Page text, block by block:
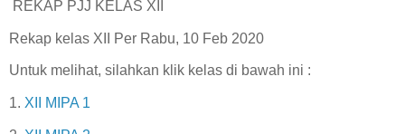
REKAP PJJ KELAS XII
Rekap kelas XII Per Rabu, 10 Feb 2020
Untuk melihat, silahkan klik kelas di bawah ini :
1. XII MIPA 1